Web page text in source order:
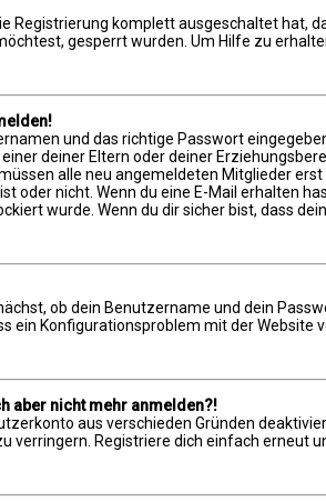
Registrierung komplett ausgeschaltet hat,
gesperrt wurden. Um Hilfe zu
und das richtige Passwort
deiner Eltern oder deiner
alle neu angemeldeten Mitglieder
oder nicht. Wenn du eine E-Mail erhalten
wurde. Wenn du dir sicher bist, dass
ob dein Benutzername und dein
ein Konfigurationsproblem mit der Website
aber nicht mehr anmelden?!
aus verschieden Gründen
verringern. Registriere dich einfach erneut